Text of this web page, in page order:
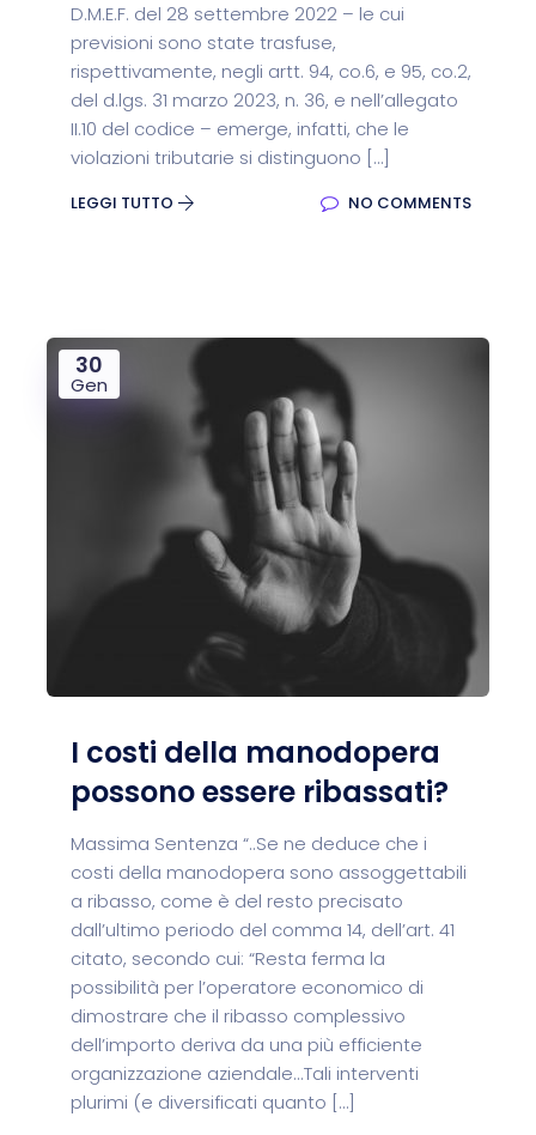
D.M.E.F. del 28 settembre 2022 – le cui
previsioni sono state trasfuse,
rispettivamente, negli artt. 94, co.6, e 95, co.2,
del d.lgs. 31 marzo 2023, n. 36, e nell’allegato
II.10 del codice – emerge, infatti, che le
violazioni tributarie si distinguono […]
LEGGI TUTTO NO COMMENTS
30
Gen
I costi della manodopera
possono essere ribassati?
Massima Sentenza “..Se ne deduce che i
costi della manodopera sono assoggettabili
a ribasso, come è del resto precisato
dall’ultimo periodo del comma 14, dell’art. 41
citato, secondo cui: “Resta ferma la
possibilità per l’operatore economico di
dimostrare che il ribasso complessivo
dell’importo deriva da una più efficiente
organizzazione aziendale...Tali interventi
plurimi (e diversificati quanto […]